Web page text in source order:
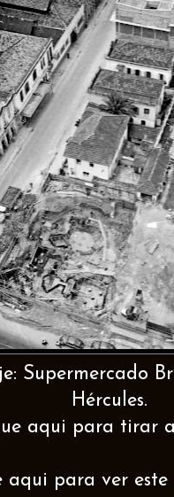
Supermercado
Hércules.
aqui para tirar
aqui para ver